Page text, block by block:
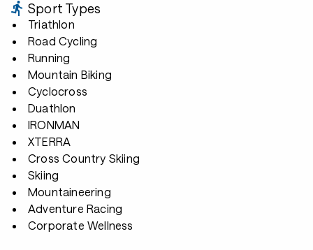
Sport Types
Triathlon
Road Cycling
Running
Mountain Biking
Cyclocross
Duathlon
IRONMAN
XTERRA
Cross Country Skiing
Skiing
Mountaineering
Adventure Racing
Corporate Wellness